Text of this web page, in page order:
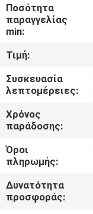
ΠΟΙΟΤΙΚΌΣ
ΈΛΕΓΧΟΣ
ΜΑΣ
ΕΛΆΤΕ
ΣΕ
ΕΠΑΦΉ
ΜΕ
ΕΙΔΉΣΕΙΣ
Ποσότητα
παραγγελίας
min:
Τιμή:
Συσκευασία
λεπτομέρειες:
Χρόνος
παράδοσης:
Όροι
πληρωμής:
Δυνατότητα
προσφοράς: